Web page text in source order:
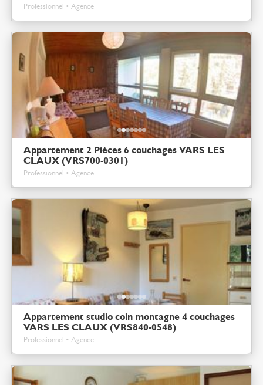
Professionnel • Agence
Appartement 2 Pièces 6 couchages VARS LES
CLAUX (VRS700-0301)
Professionnel • Agence
Appartement studio coin montagne 4 couchages
VARS LES CLAUX (VRS840-0548)
Professionnel • Agence